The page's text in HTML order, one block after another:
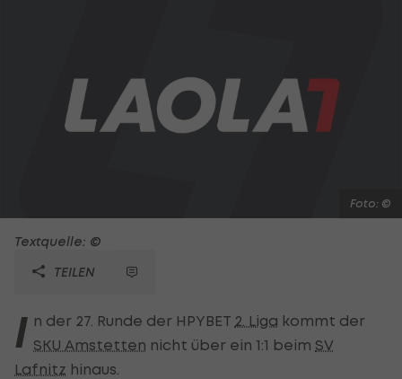
Foto: ©
Textquelle: ©
TEILEN
I n der 27. Runde der HPYBET 2. Liga kommt der
SKU Amstetten nicht über ein 1:1 beim SV
Lafnitz hinaus.